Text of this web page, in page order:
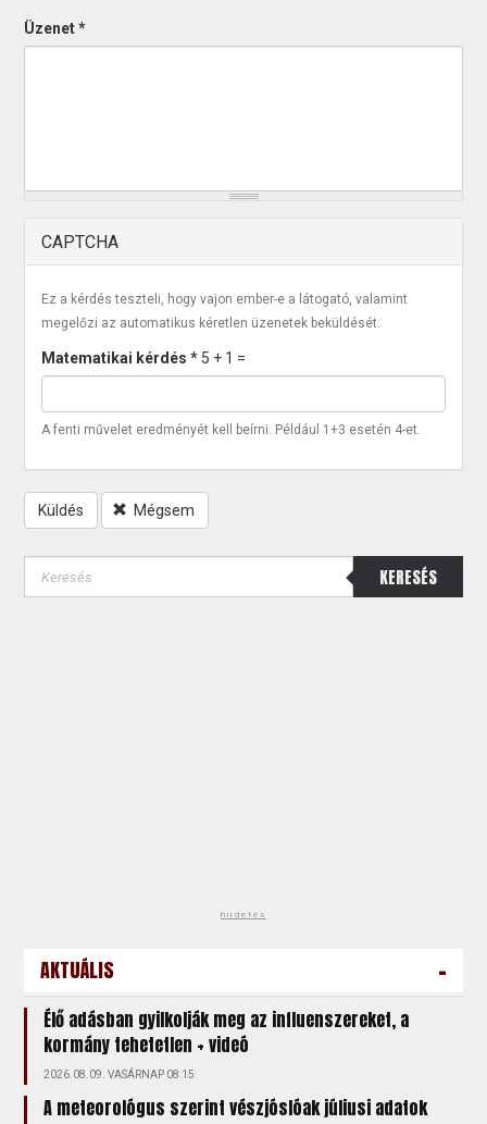
Üzenet*
CAPTCHA
Ez a kérdés teszteli, hogy vajon ember-e a látogató, valamint
megelőzi az automatikus kéretlen üzenetek beküldését.
Matematikai kérdés* 5 + 1 =
A fenti művelet eredményét kell beírni. Például 1+3 esetén 4-et.
Küldés Mégsem
KERESÉS
hirdetés
AKTUÁLIS -
Élő adásban gyilkolják meg az influenszereket, a
kormány tehetetlen + videó
2026.08.09. VASÁRNAP 08:15
A meteorológus szerint vészjóslóak júliusi adatok